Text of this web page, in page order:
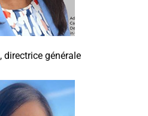
, directrice générale